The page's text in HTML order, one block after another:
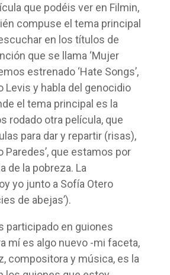
que podéis ver en Filmin,
compuse el tema principal
en los títulos de
que se llama ‘Mujer
estrenado ‘Hate Songs’,
Levis y habla del genocidio
el tema principal es la
rodado otra película, que
para dar y repartir (risas),
Paredes’, que estamos por
de la pobreza. La
yo junto a Sofía Otero
de abejas’).
participado en guiones
mí es algo nuevo -mi faceta,
compositora y música, es la